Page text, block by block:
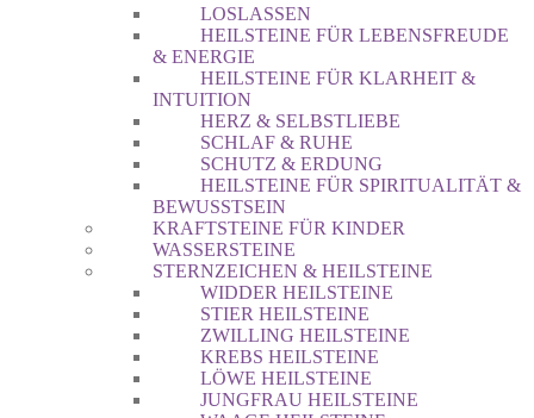
LOSLASSEN
HEILSTEINE FÜR LEBENSFREUDE
& ENERGIE
HEILSTEINE FÜR KLARHEIT &
INTUITION
HERZ & SELBSTLIEBE
SCHLAF & RUHE
SCHUTZ & ERDUNG
HEILSTEINE FÜR SPIRITUALITÄT &
BEWUSSTSEIN
KRAFTSTEINE FÜR KINDER
WASSERSTEINE
STERNZEICHEN & HEILSTEINE
WIDDER HEILSTEINE
STIER HEILSTEINE
ZWILLING HEILSTEINE
KREBS HEILSTEINE
LÖWE HEILSTEINE
JUNGFRAU HEILSTEINE